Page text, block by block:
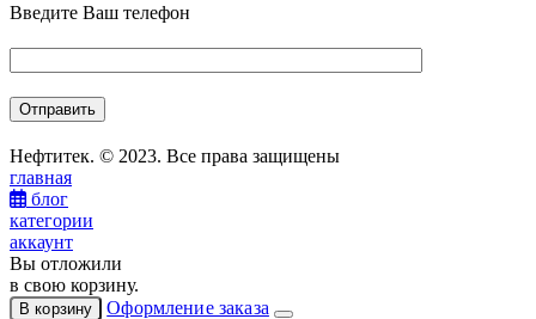
Введите Ваш телефон
Нефтитек. © 2023. Все права защищены
главная
блог
категории
аккаунт
Вы отложили
в свою корзину.
В корзину Оформление заказа